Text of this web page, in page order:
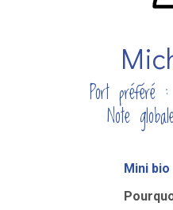
Port
Note
Mini bio